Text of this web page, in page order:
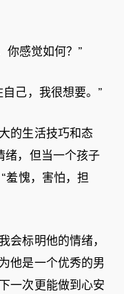
你感觉如何？”
己，我很想要。”
的生活技巧和态
绪，但当一个孩子
羞愧，害怕，担
会标明他的情绪，
他是一个优秀的男
一次更能做到心安